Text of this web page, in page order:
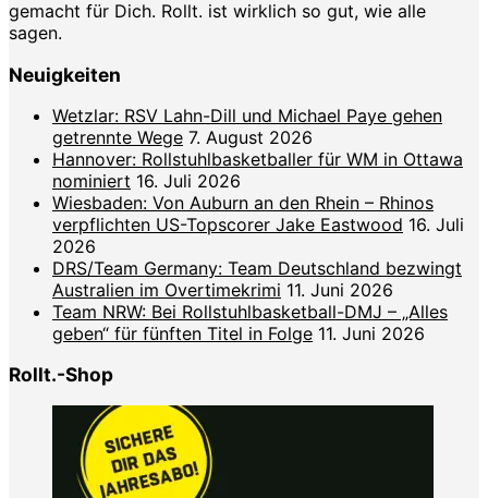
gemacht für Dich. Rollt. ist wirklich so gut, wie alle
sagen.
Neuigkeiten
Wetzlar: RSV Lahn-Dill und Michael Paye gehen
getrennte Wege 7. August 2026
Hannover: Rollstuhlbasketballer für WM in Ottawa
nominiert 16. Juli 2026
Wiesbaden: Von Auburn an den Rhein – Rhinos
verpflichten US-Topscorer Jake Eastwood 16. Juli
2026
DRS/Team Germany: Team Deutschland bezwingt
Australien im Overtimekrimi 11. Juni 2026
Team NRW: Bei Rollstuhlbasketball-DMJ – „Alles
geben“ für fünften Titel in Folge 11. Juni 2026
Rollt.-Shop